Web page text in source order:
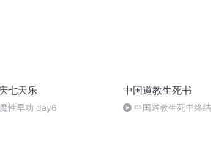
七天乐
魔性早功 day6
中国道教生死书
中国道教生死书终结